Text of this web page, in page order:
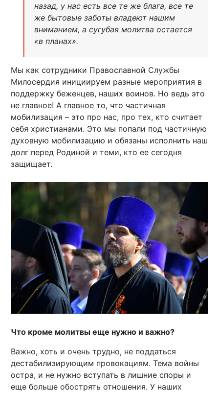
назад, у нас есть все те же блага, все те
же бытовые заботы владеют нашим
вниманием, а сугубая молитва остается
«в планах».
Мы как сотрудники Православной Службы
Милосердия инициируем разные мероприятия в
поддержку беженцев, наших воинов. Но ведь это
не главное! А главное то, что частичная
мобилизация – это про нас, про тех, кто считает
себя христианами. Это мы попали под частичную
духовную мобилизацию и обязаны исполнить наш
долг перед Родиной и теми, кто ее сегодня
защищает.
Что кроме молитвы еще нужно и важно?
Важно, хоть и очень трудно, не поддаться
дестабилизирующим провокациям. Тема войны
остра, и не нужно вступать в лишние споры и
еще больше обострять отношения. У наших